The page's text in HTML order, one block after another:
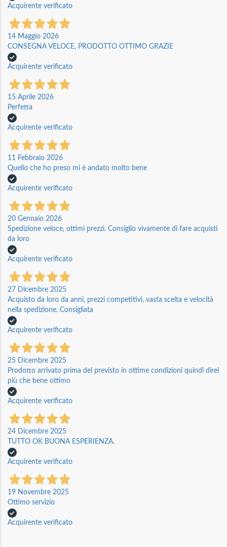
Acquirente verificato
14 Maggio 2026
CONSEGNA VELOCE, PRODOTTO OTTIMO GRAZIE
Acquirente verificato
15 Aprile 2026
Perfetta
Acquirente verificato
11 Febbraio 2026
Quello che ho preso mi è andato molto bene
Acquirente verificato
20 Gennaio 2026
Spedizione veloce, ottimi prezzi. Consiglio vivamente di fare acquisti
da loro
Acquirente verificato
27 Dicembre 2025
Acquisto da loro da anni, prezzi competitivi, vasta scelta e velocità
nella spedizione. Consigliata
Acquirente verificato
25 Dicembre 2025
Prodotto arrivato prima del previsto in ottime condizioni quindi direi
più che bene ottimo
Acquirente verificato
24 Dicembre 2025
TUTTO OK BUONA ESPERIENZA.
Acquirente verificato
19 Novembre 2025
Ottimo servizio
Acquirente verificato